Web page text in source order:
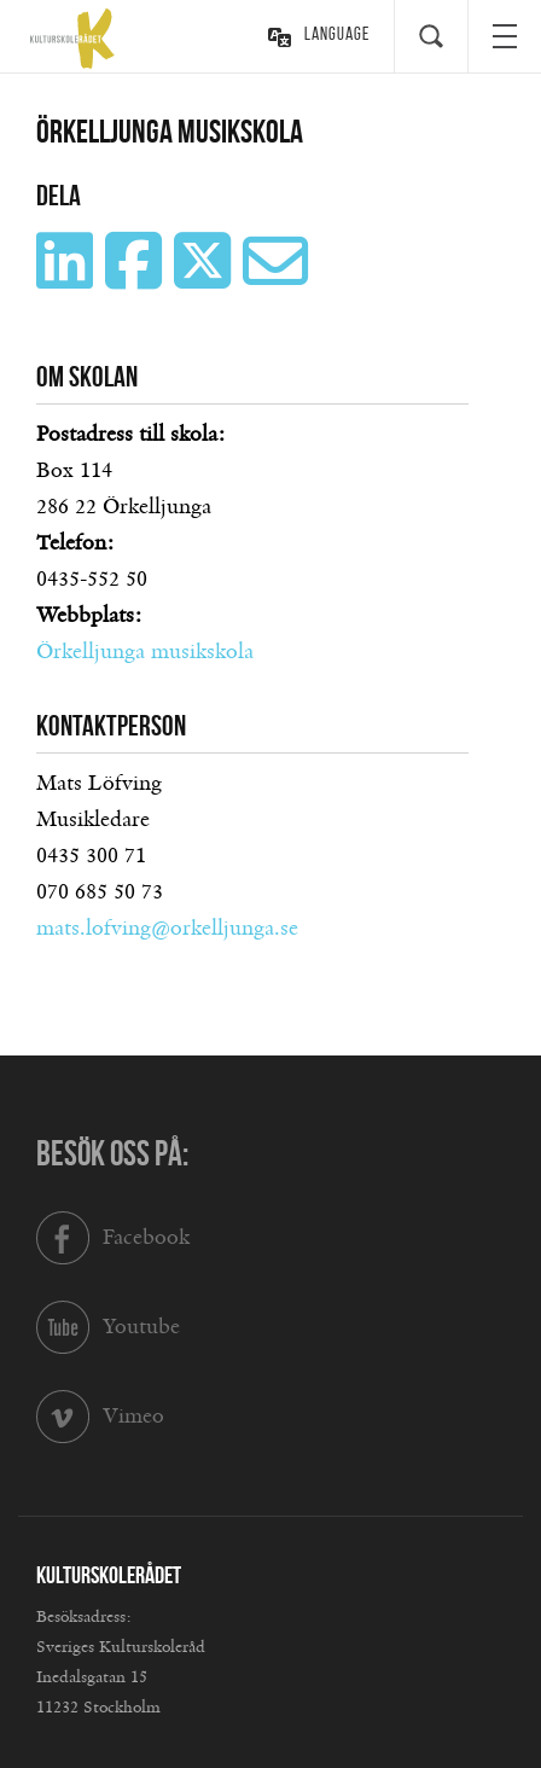
Language
Örkelljunga musikskola
Dela
Om skolan
Postadress till skola:
Box 114
286 22 Örkelljunga
Telefon:
0435-552 50
Webbplats:
Örkelljunga musikskola
Kontaktperson
Mats Löfving
Musikledare
0435 300 71
070 685 50 73
mats.lofving@orkelljunga.se
BESÖK OSS PÅ:
Facebook
Youtube
Vimeo
Kulturskolerådet
Besöksadress:
Sveriges Kulturskoleråd
Inedalsgatan 15
11232 Stockholm